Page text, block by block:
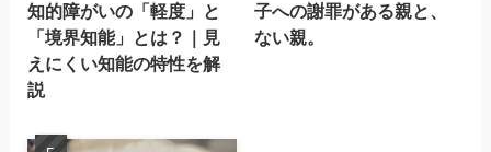
知的障がいの「軽度」と
「境界知能」とは？｜見
えにくい知能の特性を解
説
子への謝罪がある親と、
ない親。